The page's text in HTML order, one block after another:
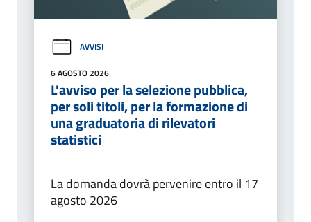
AVVISI
6 AGOSTO 2026
L'avviso per la selezione pubblica,
per soli titoli, per la formazione di
una graduatoria di rilevatori
statistici
La domanda dovrà pervenire entro il 17
agosto 2026